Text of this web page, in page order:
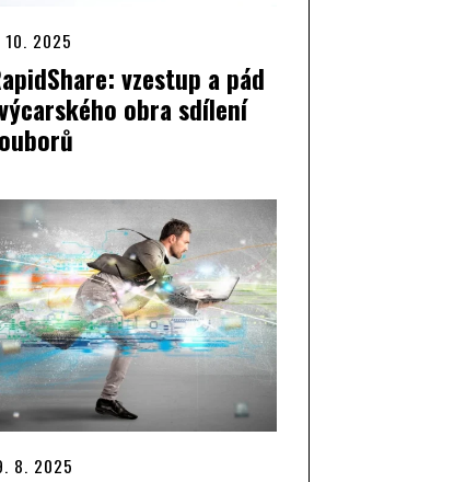
10. 2025
vzestup a pád
obra sdílení
8. 2025